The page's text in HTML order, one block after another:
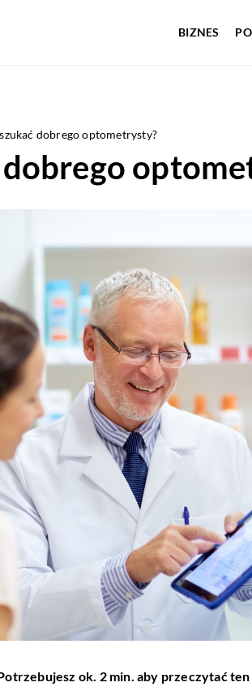
BIZNES
dobrego optometrysty?
ok. 2 min. aby przeczytać